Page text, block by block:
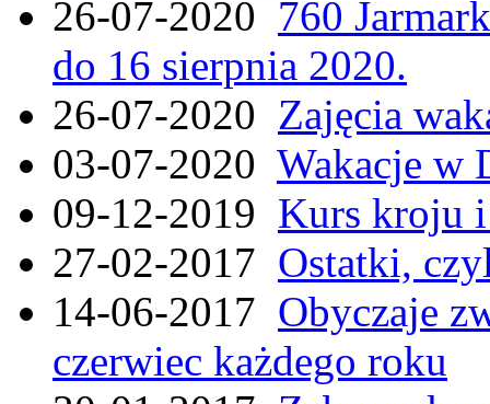
26-07-2020 760
do 16 sierpnia 2020.
26-07-2020 Zajęcia
03-07-2020 Wakacje w
09-12-2019 Kurs kroju i
27-02-2017 Ostatki,
14-06-2017 Obyczaje
czerwiec każdego roku